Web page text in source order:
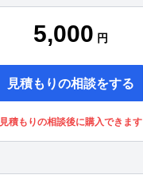
5,000 円
見積もりの相談をする
見積もりの相談後に購入できます